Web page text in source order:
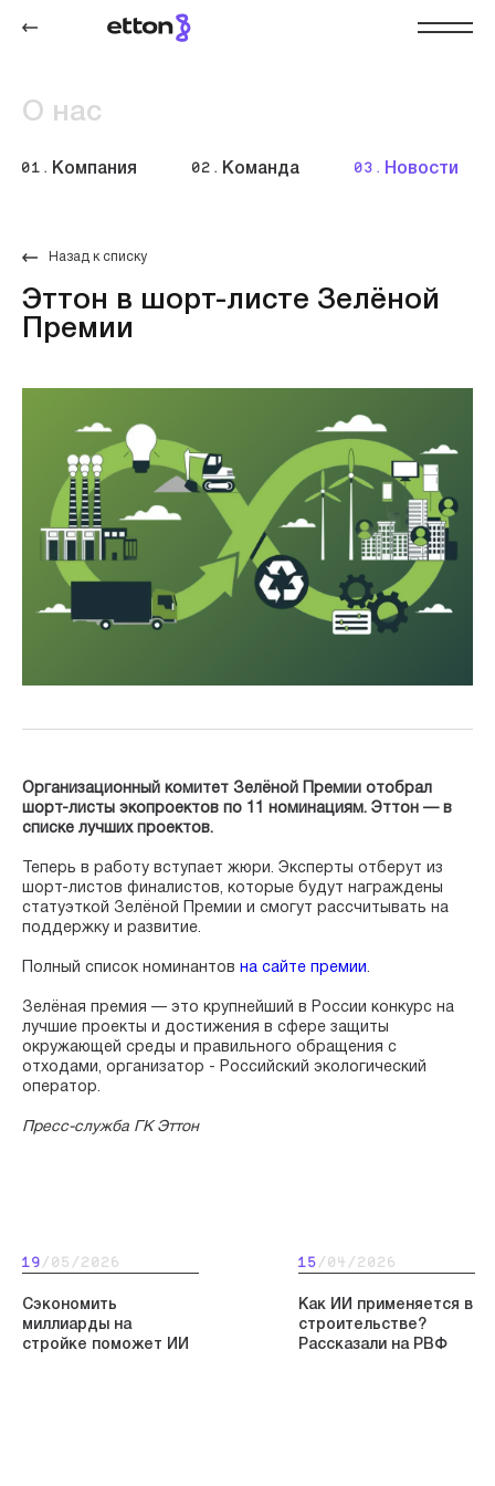
О нас
01. Компания 02. Команда 03. Новости
Назад к списку
Эттон в шорт-листе Зелёной
Премии
Организационный комитет Зелёной Премии отобрал
шорт-листы экопроектов по 11 номинациям. Эттон — в
списке лучших проектов.
Теперь в работу вступает жюри. Эксперты отберут из
шорт-листов финалистов, которые будут награждены
статуэткой Зелёной Премии и смогут рассчитывать на
поддержку и развитие.
Полный список номинантов на сайте премии.
Зелёная премия — это крупнейший в России конкурс на
лучшие проекты и достижения в сфере защиты
окружающей среды и правильного обращения с
отходами, организатор - Российский экологический
оператор.
Пресс-служба ГК Эттон
19 /05/2026
Сэкономить
миллиарды на
стройке поможет ИИ
15 /04/2026
Как ИИ применяется в
строительстве?
Рассказали на РВФ